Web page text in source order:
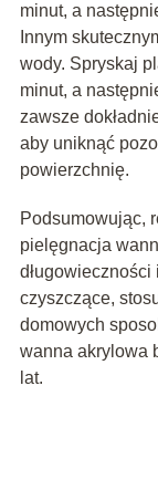
minut, a
Innym
wody. Spryskaj
minut, a
zawsze
aby uniknąć
powierzchnię.
Podsumowując,
pielęgnacja
czyszczące,
domowych
wanna akrylowa
lat.